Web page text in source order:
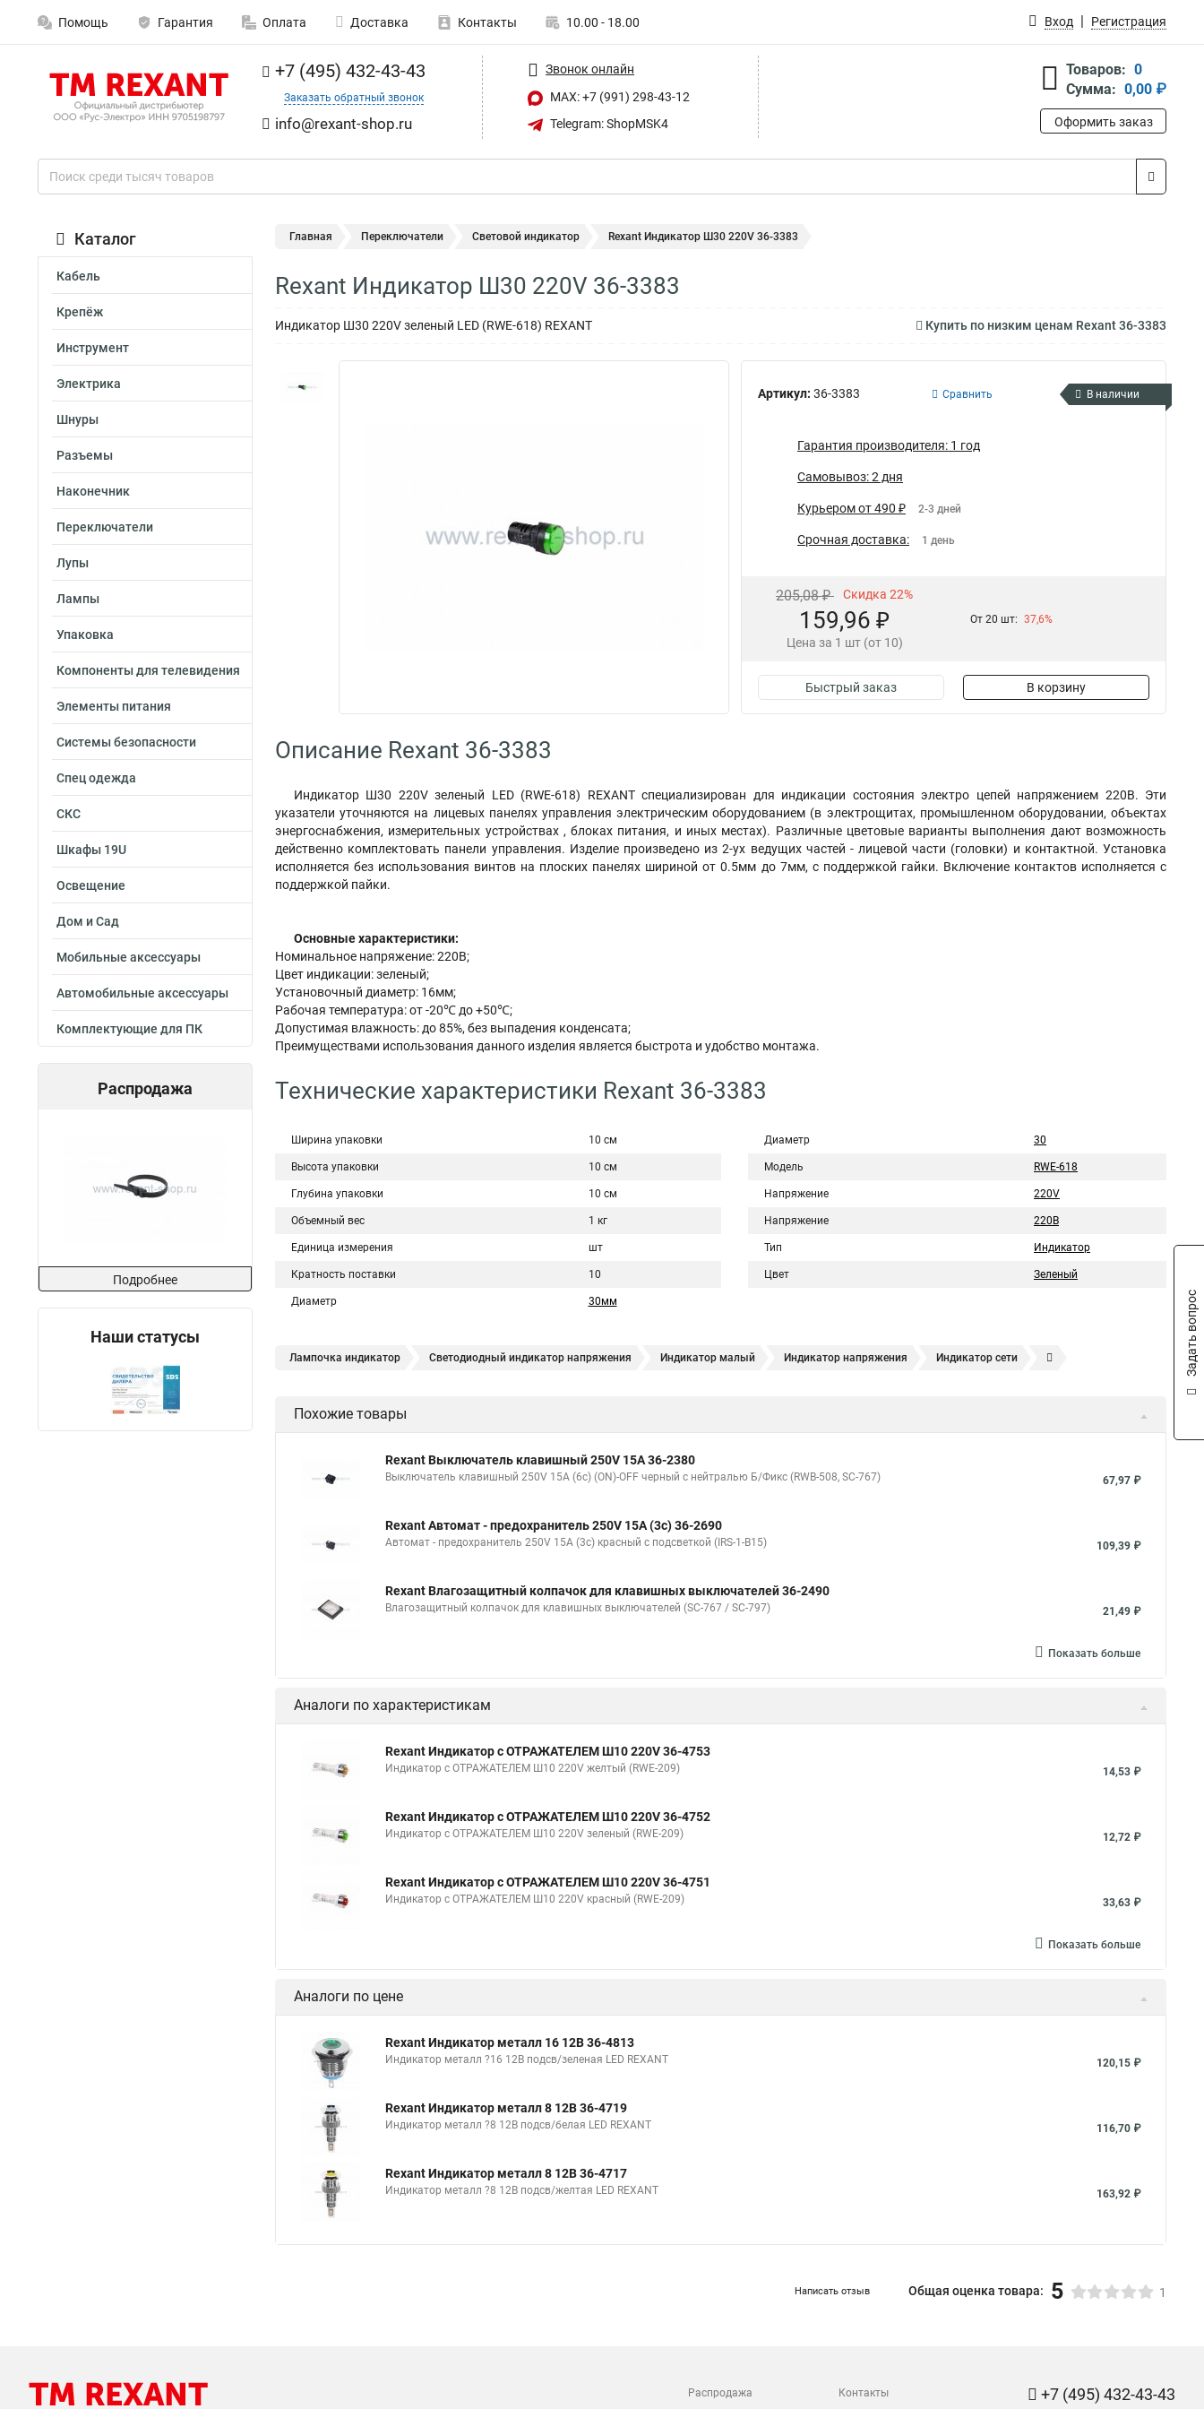
Помощь Гарантия Оплата Доставка Контакты 10.00 - 18.00 Вход Регистрация
+7 (495) 432-43-43
Заказать обратный звонок
info@rexant-shop.ru
Звонок онлайн
MAX: +7 (991) 298-43-12
Telegram: ShopMSK4
Товаров: 0
Сумма: 0,00 ₽
Оформить заказ
Каталог
Кабель
Крепёж
Инструмент
Электрика
Шнуры
Разъемы
Наконечник
Переключатели
Лупы
Лампы
Упаковка
Компоненты для телевидения
Элементы питания
Системы безопасности
Спец одежда
СКС
Шкафы 19U
Освещение
Дом и Сад
Мобильные аксессуары
Автомобильные аксессуары
Комплектующие для ПК
Распродажа
Подробнее
Наши статусы
Главная Переключатели Световой индикатор Rexant Индикатор Ш30 220V 36-3383
Rexant Индикатор Ш30 220V 36-3383
Индикатор Ш30 220V зеленый LED (RWE-618) REXANT Купить по низким ценам Rexant 36-3383
Артикул: 36-3383 Сравнить В наличии
Гарантия производителя: 1 год
Самовывоз: 2 дня
Курьером от 490 ₽ 2-3 дней
Срочная доставка: 1 день
205,08 ₽ Скидка 22%
159,96 ₽
Цена за 1 шт (от 10)
От 20 шт: 37,6%
Быстрый заказ В корзину
Описание Rexant 36-3383
Индикатор Ш30 220V зеленый LED (RWE-618) REXANT специализирован для индикации состояния электро цепей напряжением 220В. Эти
указатели уточняются на лицевых панелях управления электрическим оборудованием (в электрощитах, промышленном оборудовании, объектах
энергоснабжения, измерительных устройствах , блоках питания, и иных местах). Различные цветовые варианты выполнения дают возможность
действенно комплектовать панели управления. Изделие произведено из 2-ух ведущих частей - лицевой части (головки) и контактной. Установка
исполняется без использования винтов на плоских панелях шириной от 0.5мм до 7мм, с поддержкой гайки. Включение контактов исполняется с
поддержкой пайки.
Основные характеристики:
Номинальное напряжение: 220В;
Цвет индикации: зеленый;
Установочный диаметр: 16мм;
Рабочая температура: от -20℃ до +50℃;
Допустимая влажность: до 85%, без выпадения конденсата;
Преимуществами использования данного изделия является быстрота и удобство монтажа.
Технические характеристики Rexant 36-3383
Ширина упаковки 10 см
Высота упаковки 10 см
Глубина упаковки 10 см
Объемный вес 1 кг
Единица измерения шт
Кратность поставки 10
Диаметр 30мм
Диаметр 30
Модель RWE-618
Напряжение 220V
Напряжение 220В
Тип Индикатор
Цвет Зеленый
Лампочка индикатор Светодиодный индикатор напряжения Индикатор малый Индикатор напряжения Индикатор сети
Похожие товары
Rexant Выключатель клавишный 250V 15А 36-2380
Выключатель клавишный 250V 15А (6с) (ON)-OFF черный с нейтралью Б/Фикс (RWB-508, SC-767) 67,97 ₽
Rexant Автомат - предохранитель 250V 15А (3с) 36-2690
Автомат - предохранитель 250V 15А (3с) красный с подсветкой (IRS-1-B15) 109,39 ₽
Rexant Влагозащитный колпачок для клавишных выключателей 36-2490
Влагозащитный колпачок для клавишных выключателей (SC-767 / SC-797) 21,49 ₽
Показать больше
Аналоги по характеристикам
Rexant Индикатор c ОТРАЖАТЕЛЕМ Ш10 220V 36-4753
Индикатор c ОТРАЖАТЕЛЕМ Ш10 220V желтый (RWE-209) 14,53 ₽
Rexant Индикатор c ОТРАЖАТЕЛЕМ Ш10 220V 36-4752
Индикатор c ОТРАЖАТЕЛЕМ Ш10 220V зеленый (RWE-209) 12,72 ₽
Rexant Индикатор c ОТРАЖАТЕЛЕМ Ш10 220V 36-4751
Индикатор c ОТРАЖАТЕЛЕМ Ш10 220V красный (RWE-209) 33,63 ₽
Показать больше
Аналоги по цене
Rexant Индикатор металл 16 12В 36-4813
Индикатор металл ?16 12В подсв/зеленая LED REXANT 120,15 ₽
Rexant Индикатор металл 8 12В 36-4719
Индикатор металл ?8 12В подсв/белая LED REXANT 116,70 ₽
Rexant Индикатор металл 8 12В 36-4717
Индикатор металл ?8 12В подсв/желтая LED REXANT 163,92 ₽
Написать отзыв Общая оценка товара: 5 1
Распродажа
Контакты +7 (495) 432-43-43
Задать вопрос